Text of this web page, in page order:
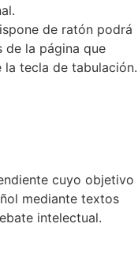
de ratón podrá
de la página que
tecla de tabulación.
cuyo objetivo
mediante textos
intelectual.